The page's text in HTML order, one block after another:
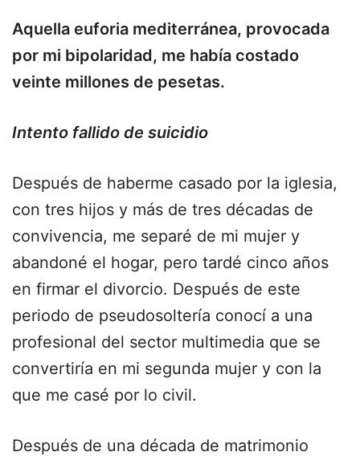
Aquella euforia mediterránea, provocada
por mi bipolaridad, me había costado
veinte millones de pesetas.
Intento fallido de suicidio
Después de haberme casado por la iglesia,
con tres hijos y más de tres décadas de
convivencia, me separé de mi mujer y
abandoné el hogar, pero tardé cinco años
en firmar el divorcio. Después de este
periodo de pseudosoltería conocí a una
profesional del sector multimedia que se
convertiría en mi segunda mujer y con la
que me casé por lo civil.
Después de una década de matrimonio